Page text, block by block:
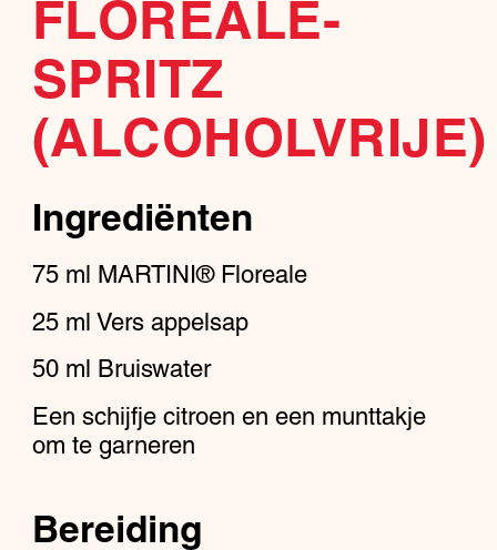
FLOREALE-
SPRITZ
(ALCOHOLVRIJE)
Ingrediënten
75 ml MARTINI® Floreale
25 ml Vers appelsap
50 ml Bruiswater
Een schijfje citroen en een munttakje
om te garneren
Bereiding